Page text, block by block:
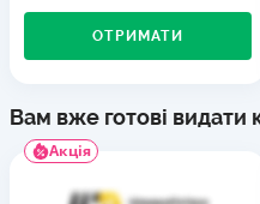
ОТРИМАТИ
Вам вже готові видати
Акція